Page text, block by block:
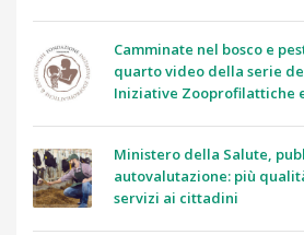
Camminate nel bosco e
quarto video della serie
Iniziative Zooprofilattiche
Ministero della Salute,
autovalutazione: più
servizi ai cittadini